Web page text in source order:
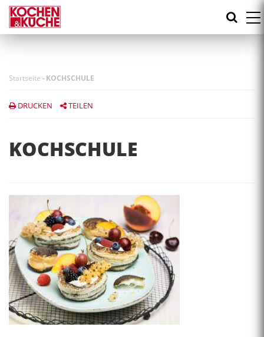
Direkt
zum
Inhalt
Startseite -KOCHSCHULE
DRUCKEN TEILEN
KOCHSCHULE